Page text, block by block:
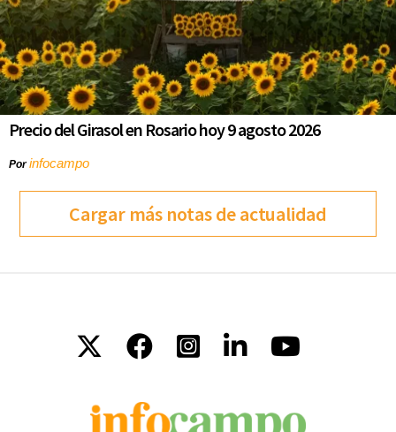
Precio del Girasol en Rosario hoy 9 agosto 2026
Porinfocampo
Cargar más notas de actualidad